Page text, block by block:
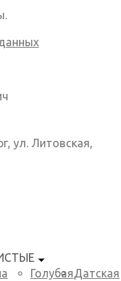
ул. Литовская,
ГолубаяДатская